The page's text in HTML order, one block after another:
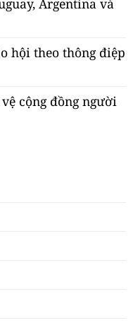
Argentina và
hội theo thông điệp
cộng đồng người